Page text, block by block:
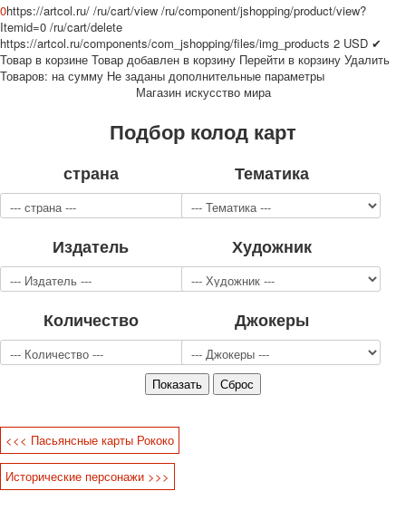
Личности-звезды
Для детей
Видовые
Звери
Комбинат Цветной Печати
Армия и полиция
Открытки
С Новым годом!
Поздравляю
Октябрьская революция
С рождеством
Пасха
0https://artcol.ru/ /ru/cart/view /ru/component/jshopping/product/view?
Itemid=0 /ru/cart/delete
https://artcol.ru/components/com_jshopping/files/img_products 2 USD ✔
Товар в корзине Товар добавлен в корзину Перейти в корзину Удалить
Товаров: на сумму Не заданы дополнительные параметры
Магазин искусство мира
Подбор колод карт
страна Тематика
Издатель Художник
Количество Джокеры
<<< Пасьянсные карты Рококо
Исторические персонажи >>>